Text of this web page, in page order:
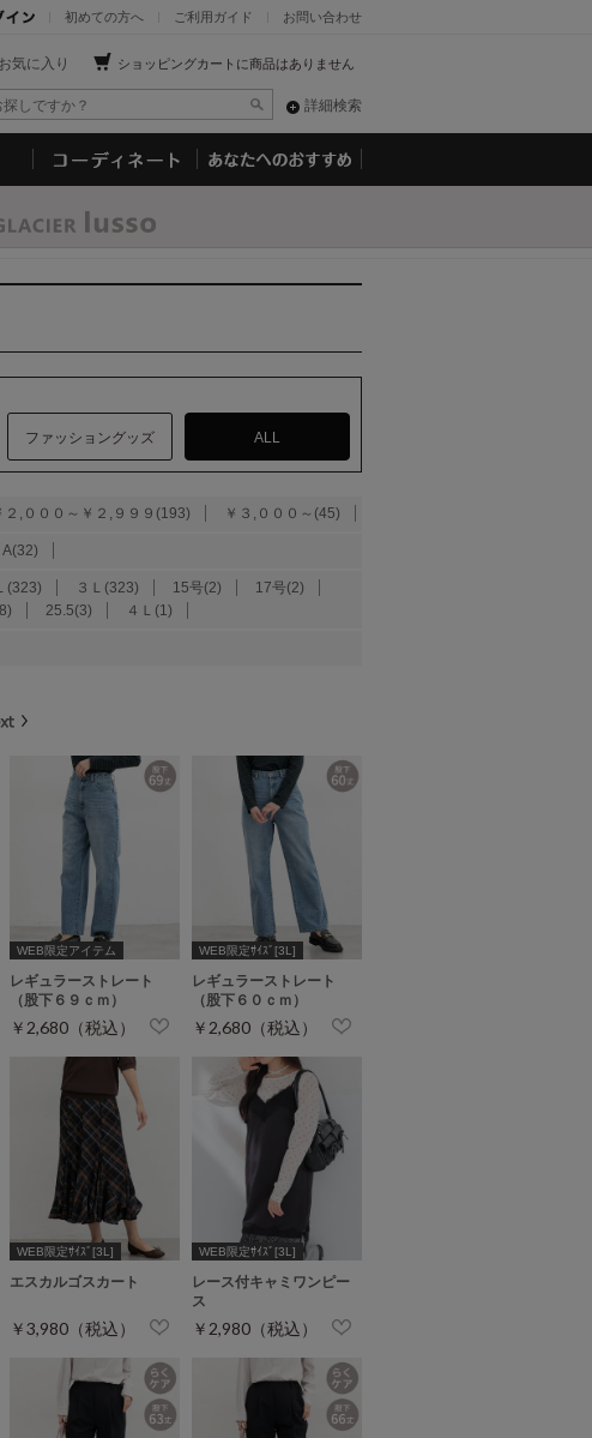
お問い合わせ
ご利用ガイド
初めての方へ
ショッピングカートに商品はありません
お気に入り
詳細検索
ファッショングッズ ALL
２,０００～￥２,９９９(193) ￥３,０００～(45)
A(32)
(323) ３Ｌ(323) 15号(2)
17号(2)
25.5(3) ４Ｌ(1)
WEB限定アイテム
レギュラーストレート
（股下６９ｃｍ）
￥2,680（税込）
WEB限定ｻｲｽﾞ[3L]
レギュラーストレート
（股下６０ｃｍ）
￥2,680（税込）
WEB限定ｻｲｽﾞ[3L]
エスカルゴスカート
￥3,980（税込）
WEB限定ｻｲｽﾞ[3L]
レース付キャミワンピー
ス
￥2,980（税込）